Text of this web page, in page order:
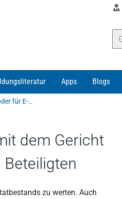
Apps Blogs
Keine Terminsgebühr für Telefonate mit dem Gericht oder für E-Mail-Verkehr zwischen den Beteiligten
dem Gericht
zu werten. Auch